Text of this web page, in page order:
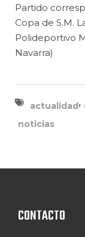
Partido
Copa de S.M.
Polideportivo
Navarra)
actualidad,
noticias
CONTACTO